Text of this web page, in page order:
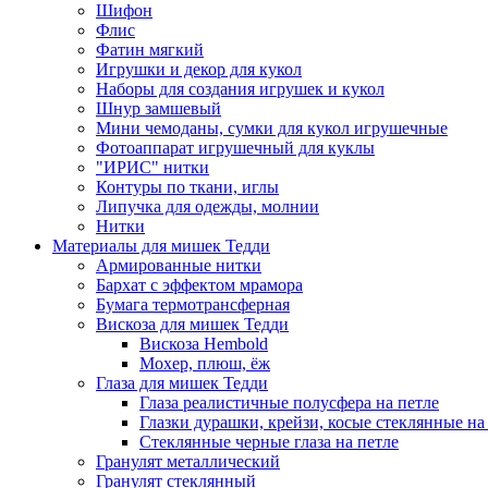
Шифон
Флис
Фатин мягкий
Игрушки и декор для кукол
Наборы для создания игрушек и кукол
Шнур замшевый
Мини чемоданы, сумки для кукол игрушечные
Фотоаппарат игрушечный для куклы
"ИРИС" нитки
Контуры по ткани, иглы
Липучка для одежды, молнии
Нитки
Материалы для мишек Тедди
Армированные нитки
Бархат с эффектом мрамора
Бумага термотрансферная
Вискоза для мишек Тедди
Вискоза Hembold
Мохер, плюш, ёж
Глаза для мишек Тедди
Глаза реалистичные полусфера на петле
Глазки дурашки, крейзи, косые стеклянные на
Стеклянные черные глаза на петле
Гранулят металлический
Гранулят стеклянный